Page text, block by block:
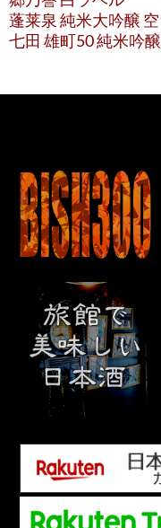
蓬莱泉 純米大吟醸 空
七田 雄町50 純米吟醸